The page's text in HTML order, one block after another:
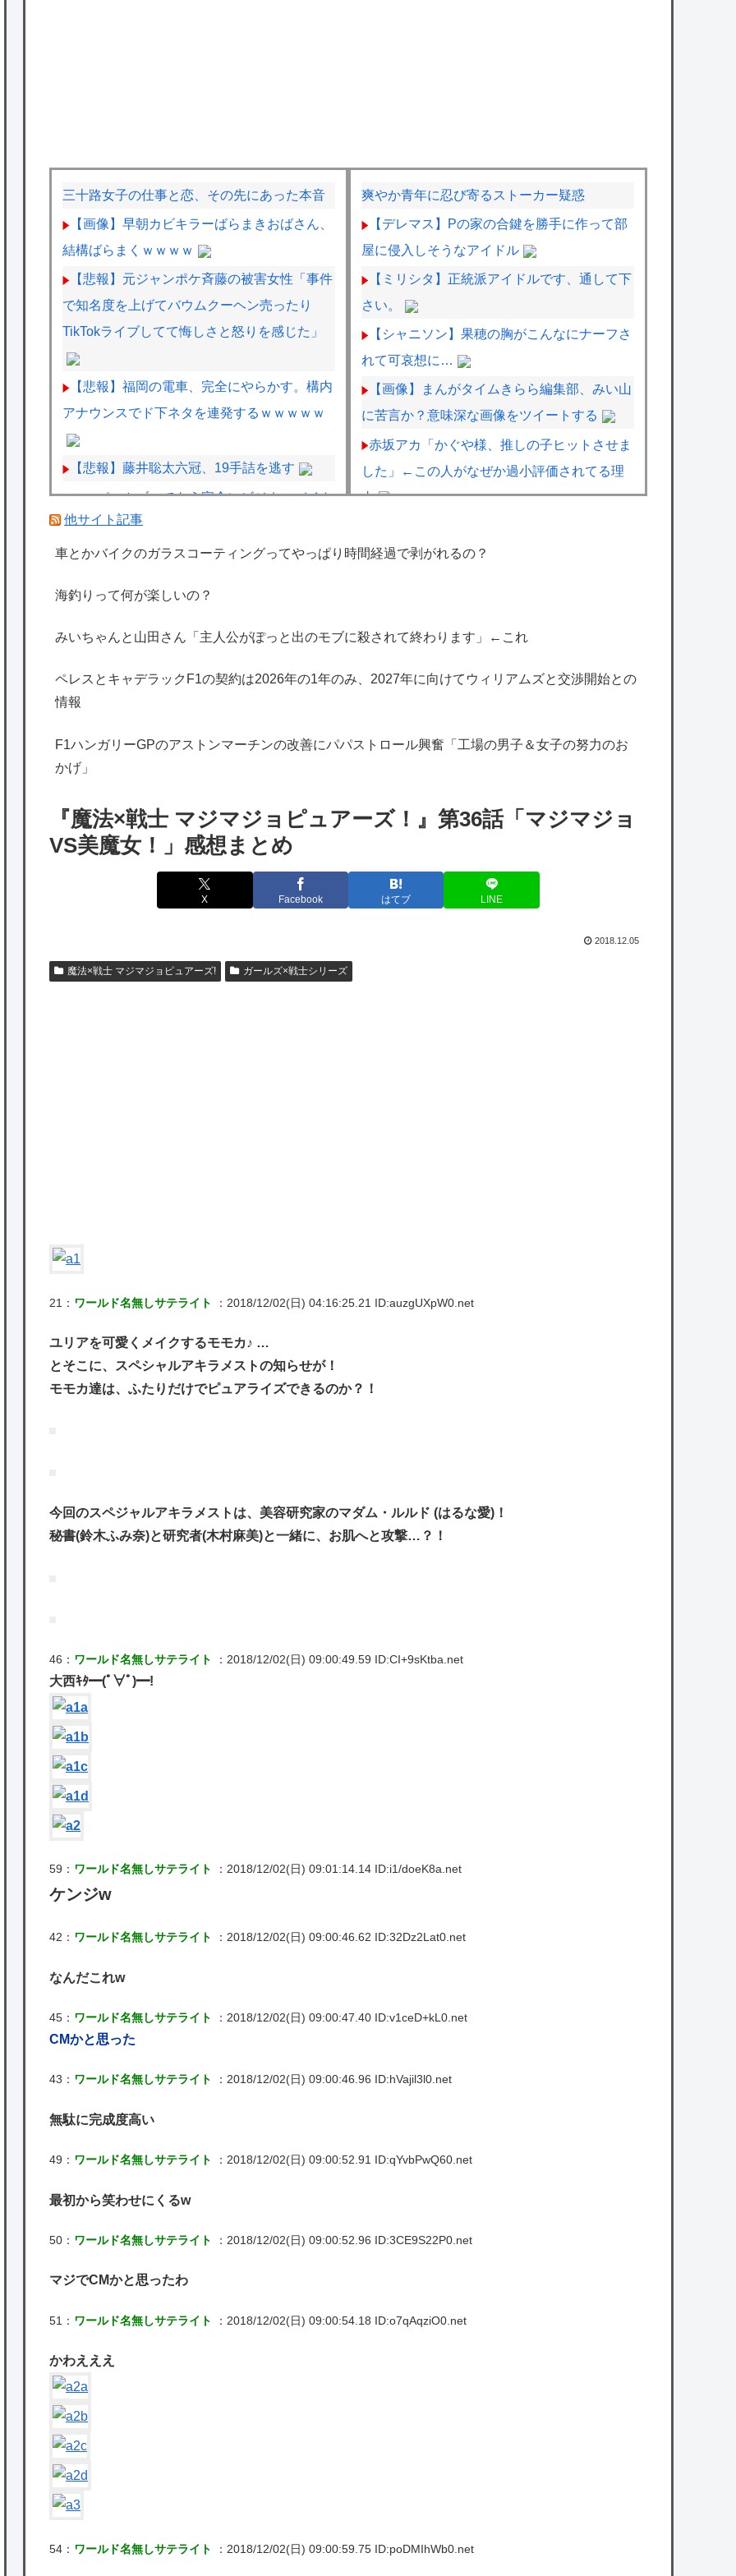
三十路女子の仕事と恋、その先にあった本音
【画像】早朝カビキラーばらまきおばさん、
結構ばらまくｗｗｗｗ
【悲報】元ジャンポケ斉藤の被害女性「事件
で知名度を上げてバウムクーヘン売ったり
TikTokライブしてて悔しさと怒りを感じた」
【悲報】福岡の電車、完全にやらかす。構内
アナウンスでド下ネタを連発するｗｗｗｗｗ
【悲報】藤井聡太六冠、19手詰を逃す
スーパーカブってもう完全にビジネスバイク
としての役目を終えてしまったよな
Amazonで「GANTZ」が全巻100円
としてるようでぴったりくっついてくる
海外「日本は特別！」日本の地震支援を申し
海外「勘弁して！」米国人が最も恐れる日本
の為替介入再びで海外が大騒ぎ
のは韓国人である理由がこちら…」→「日本
も感謝してるらしい…（ﾌﾞﾙﾌﾞﾙ」＝韓国の反
海外「日本よ、お前がナンバーワンだ」 熊
衝撃
別課題消化時は別として
爽やか青年に忍び寄るストーカー疑惑
【デレマス】Pの家の合鍵を勝手に作って部
屋に侵入しそうなアイドル
【ミリシタ】正統派アイドルです、通して下
さい。
【シャニソン】果穂の胸がこんなにナーフさ
れて可哀想に…
【画像】まんがタイムきらら編集部、みい山
に苦言か？意味深な画像をツイートする
赤坂アカ「かぐや様、推しの子ヒットさせま
した」←この人がなぜか過小評価されてる理
由
尻のイラスト投稿にネット衝撃「この質感の
う！！！！！！
パニー」始動！“逆異世界転生”した1期生5名
Vtuberに...
【にじさんじ】ののは、初の後輩コラボ！あ
【8/7(金)20:00】
【艦これ】煙幕してんのに大暴れしすぎちゃ
他サイト記事
車とかバイクのガラスコーティングってやっぱり時間経過で剥がれるの？
海釣りって何が楽しいの？
みいちゃんと山田さん「主人公がぽっと出のモブに殺されて終わります」←これ
ペレスとキャデラックF1の契約は2026年の1年のみ、2027年に向けてウィリアムズと交渉開始との
情報
F1ハンガリーGPのアストンマーチンの改善にパパストロール興奮「工場の男子＆女子の努力のお
かげ」
『魔法×戦士 マジマジョピュアーズ！』第36話「マジマジョ
VS美魔女！」感想まとめ
X Facebook はてブ LINE
2018.12.05
魔法×戦士 マジマジョピュアーズ! ガールズ×戦士シリーズ
21： ワールド名無しサテライト ：2018/12/02(日) 04:16:25.21 ID:auzgUXpW0.net
ユリアを可愛くメイクするモモカ♪ …
とそこに、スペシャルアキラメストの知らせが！
モモカ達は、ふたりだけでピュアライズできるのか？！
今回のスペジャルアキラメストは、美容研究家のマダム・ルルド (はるな愛)！
秘書(鈴木ふみ奈)と研究者(木村麻美)と一緒に、お肌へと攻撃…？！
46： ワールド名無しサテライト ：2018/12/02(日) 09:00:49.59 ID:CI+9sKtba.net
大西ｷﾀ━(ﾟ∀ﾟ)━!
59： ワールド名無しサテライト ：2018/12/02(日) 09:01:14.14 ID:i1/doeK8a.net
ケンジw
42： ワールド名無しサテライト ：2018/12/02(日) 09:00:46.62 ID:32Dz2Lat0.net
なんだこれw
45： ワールド名無しサテライト ：2018/12/02(日) 09:00:47.40 ID:v1ceD+kL0.net
CMかと思った
43： ワールド名無しサテライト ：2018/12/02(日) 09:00:46.96 ID:hVajil3l0.net
無駄に完成度高い
49： ワールド名無しサテライト ：2018/12/02(日) 09:00:52.91 ID:qYvbPwQ60.net
最初から笑わせにくるw
50： ワールド名無しサテライト ：2018/12/02(日) 09:00:52.96 ID:3CE9S22P0.net
マジでCMかと思ったわ
51： ワールド名無しサテライト ：2018/12/02(日) 09:00:54.18 ID:o7qAqziO0.net
かわえええ
54： ワールド名無しサテライト ：2018/12/02(日) 09:00:59.75 ID:poDMIhWb0.net